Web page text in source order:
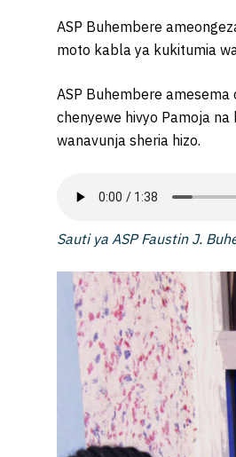
ASP Buhembere
moto kabla ya kukitumia
ASP Buhembere
chenyewe hivyo Pamoja
wanavunja sheria hizo.
Sauti ya ASP Faustin J.